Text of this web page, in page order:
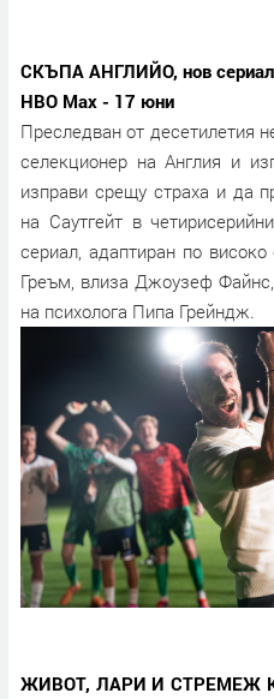
СКЪПА АНГЛИЙО, нов
HBO Max - 17 юни
Преследван от десетилетия
селекционер на Англия и
изправи срещу страха и да
на Саутгейт в
сериал, адаптиран по
Греъм, влиза Джоузеф
на психолога Пипа Грейндж.
ЖИВОТ, ЛАРИ И СТРЕМЕЖ